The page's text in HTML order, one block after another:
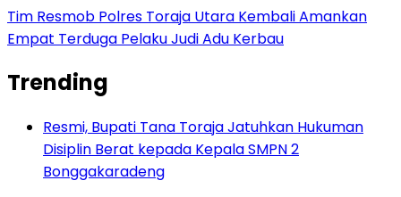
Tim Resmob Polres Toraja Utara Kembali Amankan
Empat Terduga Pelaku Judi Adu Kerbau
Trending
Resmi, Bupati Tana Toraja Jatuhkan Hukuman
Disiplin Berat kepada Kepala SMPN 2
Bonggakaradeng